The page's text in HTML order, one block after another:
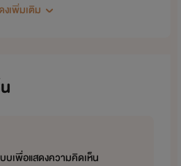
งเพิ่มเติม
บเพื่อแสดงความคิดเห็น